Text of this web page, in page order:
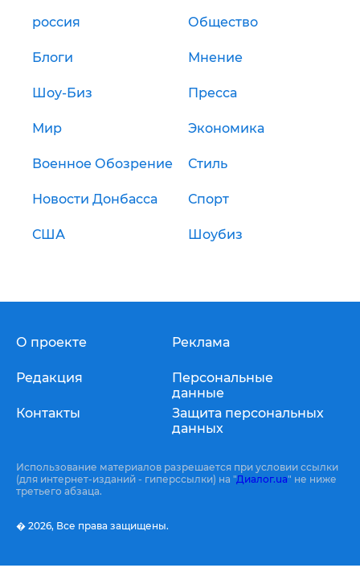
россия Общество
Блоги Мнение
Шоу-Биз Пресса
Мир Экономика
Военное Обозрение Стиль
Новости Донбасса Спорт
США Шоубиз
О проекте
Редакция
Контакты
Реклама
Персональные
данные
Защита персональных
данных
Использование материалов разрешается при условии ссылки
(для интернет-изданий - гиперссылки) на "Диалог.ua" не ниже
третьего абзаца.
� 2026, Все права защищены.